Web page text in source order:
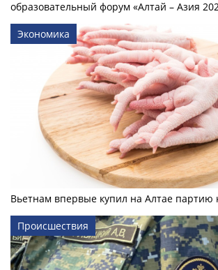
образовательный форум «Алтай – Азия
Экономика
Вьетнам впервые купил на Алтае партию
Происшествия